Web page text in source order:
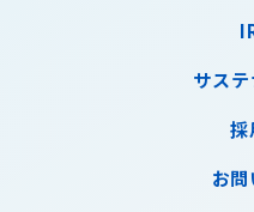
サス
採
お